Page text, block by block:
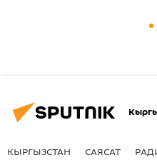
КЫРГЫЗСТАН САЯСАТ